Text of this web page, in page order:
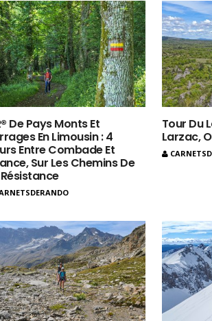
De Pays Monts Et
En Limousin : 4
Entre Combade Et
Sur Les Chemins De
Tour Du
Larzac,